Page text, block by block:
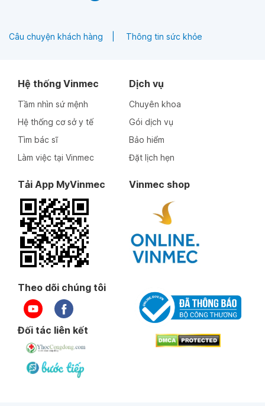
Câu chuyện khách hàng Thông tin sức khỏe
Hệ thống Vinmec
Tầm nhìn sứ mệnh
Hệ thống cơ sở y tế
Tìm bác sĩ
Làm việc tại Vinmec
Dịch vụ
Chuyên khoa
Gói dịch vụ
Bảo hiểm
Đặt lịch hẹn
Tải App MyVinmec Vinmec shop
Theo dõi chúng tôi
Đối tác liên kết